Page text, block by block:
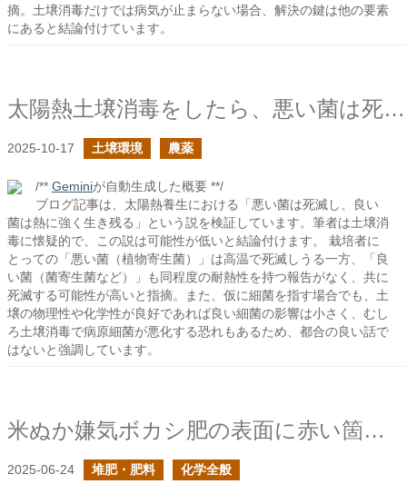
摘。土壌消毒だけでは病気が止まらない場合、解決の鍵は他の要素
にあると結論付けています。
太陽熱土壌消毒をしたら、悪い菌は死滅し、良い菌は生き残るのか？
2025-10-17 土壌環境 農薬
/** Geminiが自動生成した概要 **/
ブログ記事は、太陽熱養生における「悪い菌は死滅し、良い
菌は熱に強く生き残る」という説を検証しています。筆者は土壌消
毒に懐疑的で、この説は可能性が低いと結論付けます。 栽培者に
とっての「悪い菌（植物寄生菌）」は高温で死滅しうる一方、「良
い菌（菌寄生菌など）」も同程度の耐熱性を持つ報告がなく、共に
死滅する可能性が高いと指摘。また、仮に細菌を指す場合でも、土
壌の物理性や化学性が良好であれば良い細菌の影響は小さく、むし
ろ土壌消毒で病原細菌が悪化する恐れもあるため、都合の良い話で
はないと強調しています。
米ぬか嫌気ボカシ肥の表面に赤い箇所が出来始めた
2025-06-24 堆肥・肥料 化学全般